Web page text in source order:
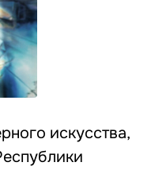
искусства,